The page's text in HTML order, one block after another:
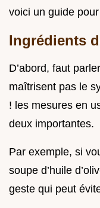
voici un guide
Ingrédients
D’abord, faut
maîtrisent pas le
! les mesures en
deux importantes.
Par exemple, si
soupe d’huile
geste qui peut